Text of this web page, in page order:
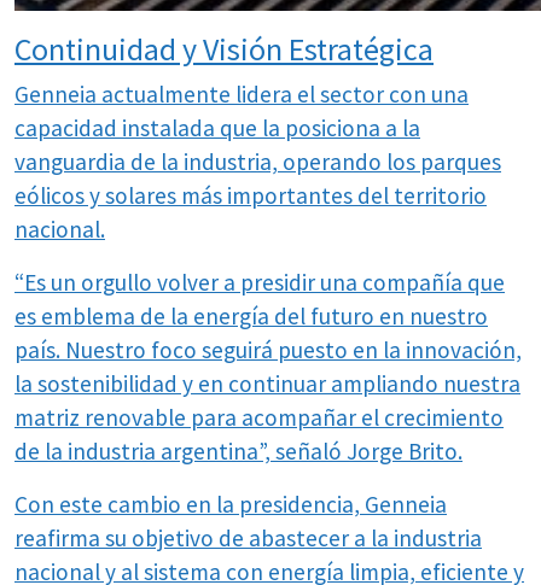
Continuidad y Visión Estratégica
Genneia actualmente lidera el sector con una
capacidad instalada que la posiciona a la
vanguardia de la industria, operando los parques
eólicos y solares más importantes del territorio
nacional.
“Es un orgullo volver a presidir una compañía que
es emblema de la energía del futuro en nuestro
país. Nuestro foco seguirá puesto en la innovación,
la sostenibilidad y en continuar ampliando nuestra
matriz renovable para acompañar el crecimiento
de la industria argentina”, señaló Jorge Brito.
Con este cambio en la presidencia, Genneia
reafirma su objetivo de abastecer a la industria
nacional y al sistema con energía limpia, eficiente y